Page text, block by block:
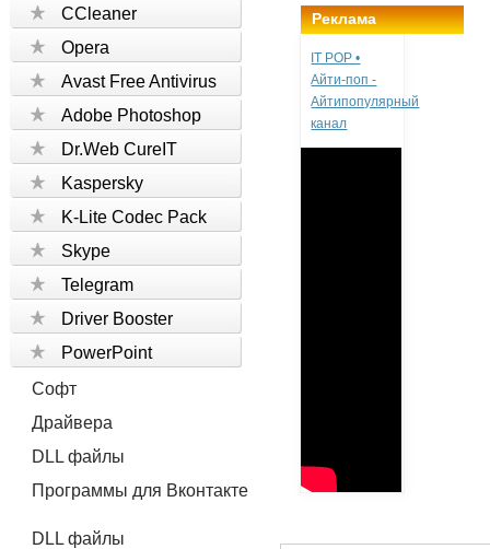
CCleaner
Opera
Avast Free Antivirus
Adobe Photoshop
Dr.Web CureIT
Kaspersky
K-Lite Codec Pack
Skype
Telegram
Driver Booster
PowerPoint
Софт
Драйвера
DLL файлы
Программы для Вконтакте
DLL файлы
Реклама
IT POP •
Айти-поп -
Айтипопулярный
канал